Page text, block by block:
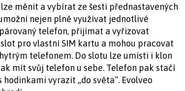
měnit a vybírat ze šesti přednastavených
nejen plně využívat jednotlivé
telefon, přijímat a vyřizovat
pro vlastní SIM kartu a mohou pracovat
telefonem. Do slotu lze umísti i klon
mít svůj telefon u sebe. Telefon pak stačí
vyrazit „do světa“. Evolveo